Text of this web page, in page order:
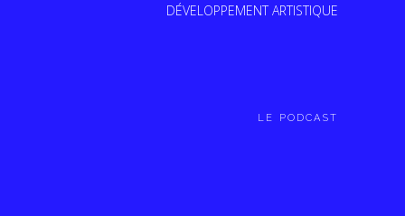
DÉVELOPPEMENT ARTISTIQUE
LE PODCAST